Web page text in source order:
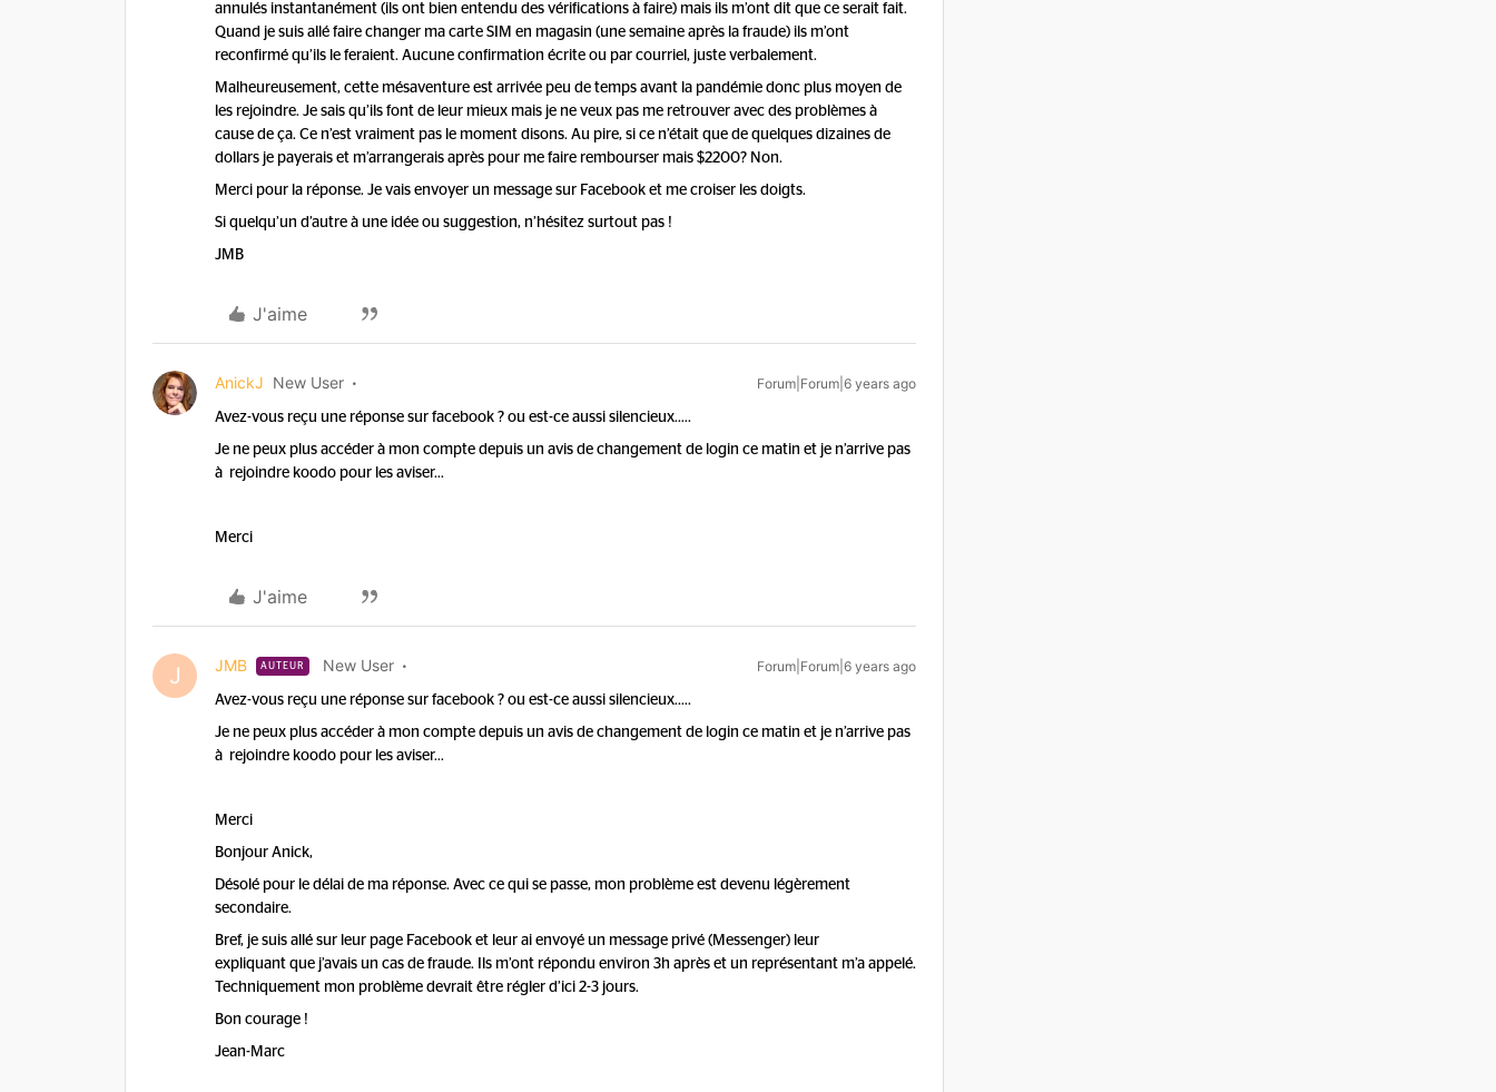
annulés instantanément (ils ont bien entendu des vérifications à faire) mais ils m’ont dit que ce serait fait.
Quand je suis allé faire changer ma carte SIM en magasin (une semaine après la fraude) ils m’ont
reconfirmé qu’ils le feraient. Aucune confirmation écrite ou par courriel, juste verbalement.
Malheureusement, cette mésaventure est arrivée peu de temps avant la pandémie donc plus moyen de
les rejoindre. Je sais qu’ils font de leur mieux mais je ne veux pas me retrouver avec des problèmes à
cause de ça. Ce n’est vraiment pas le moment disons. Au pire, si ce n’était que de quelques dizaines de
dollars je payerais et m’arrangerais après pour me faire rembourser mais $2200? Non.
Merci pour la réponse. Je vais envoyer un message sur Facebook et me croiser les doigts.
Si quelqu’un d’autre à une idée ou suggestion, n’hésitez surtout pas !
JMB
J'aime
AnickJ New User Forum|Forum|6 years ago
Avez-vous reçu une réponse sur facebook ? ou est-ce aussi silencieux…..
Je ne peux plus accéder à mon compte depuis un avis de changement de login ce matin et je n’arrive pas
à rejoindre koodo pour les aviser…
Merci
J'aime
J JMB AUTEUR New User Forum|Forum|6 years ago
Avez-vous reçu une réponse sur facebook ? ou est-ce aussi silencieux…..
Je ne peux plus accéder à mon compte depuis un avis de changement de login ce matin et je n’arrive pas
à rejoindre koodo pour les aviser…
Merci
Bonjour Anick,
Désolé pour le délai de ma réponse. Avec ce qui se passe, mon problème est devenu légèrement
secondaire.
Bref, je suis allé sur leur page Facebook et leur ai envoyé un message privé (Messenger) leur
expliquant que j’avais un cas de fraude. Ils m’ont répondu environ 3h après et un représentant m’a appelé.
Techniquement mon problème devrait être régler d’ici 2-3 jours.
Bon courage !
Jean-Marc